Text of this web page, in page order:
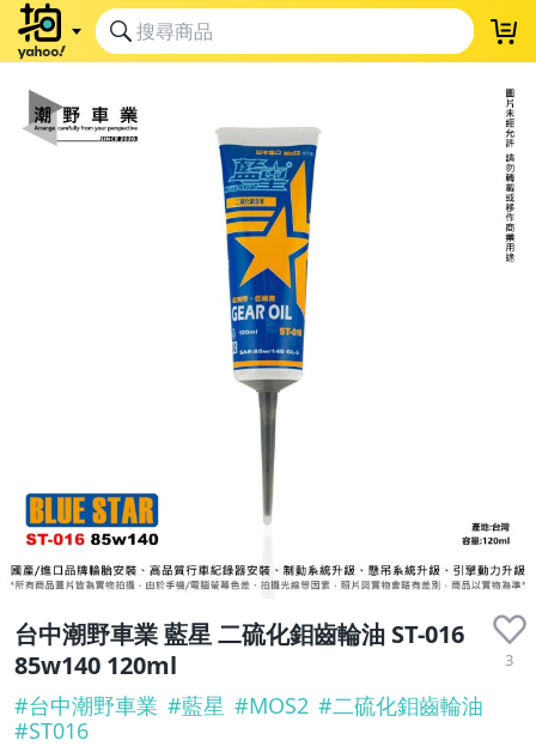
台中潮野車業 藍星 二硫化鉬齒輪油 ST-016
85w140 120ml
3
#台中潮野車業 #藍星 #MOS2 #二硫化鉬齒輪油
#ST016